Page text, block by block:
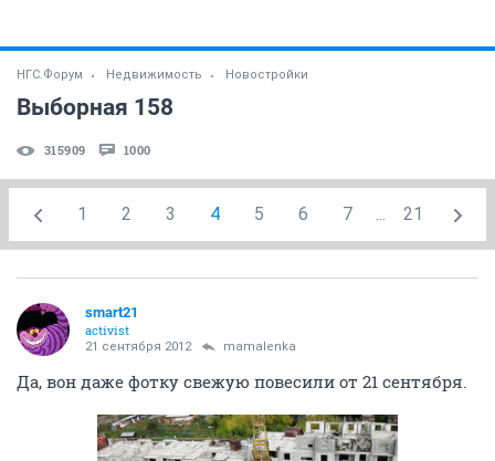
НГС.Форум Недвижимость Новостройки
Выборная 158
315909 1000
1 2 3 4 5 6 7 ... 21
smart21
activist
21 сентября 2012 mamalenka
Да, вон даже фотку свежую повесили от 21 сентября.